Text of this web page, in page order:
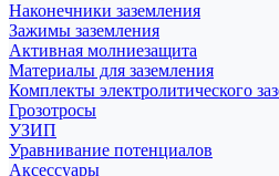
Наконечники заземления
Зажимы заземления
Активная молниезащита
Материалы для заземления
Комплекты электролитического
Грозотросы
УЗИП
Уравнивание потенциалов
Аксессуары